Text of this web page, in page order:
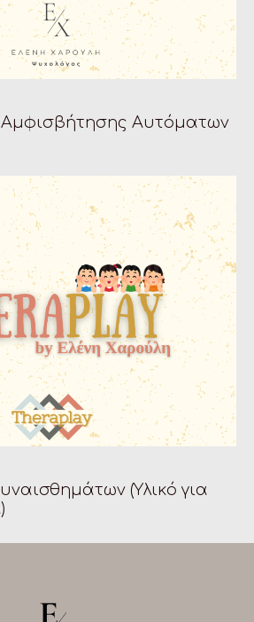
Αμφισβήτησης Αυτόματων
(Υλικό για